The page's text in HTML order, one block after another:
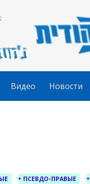
Видео Новости
ПСЕВДО-ПРАВЫЕ